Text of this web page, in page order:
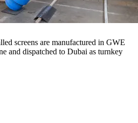
screens are manufactured in GWE
and dispatched to Dubai as turnkey